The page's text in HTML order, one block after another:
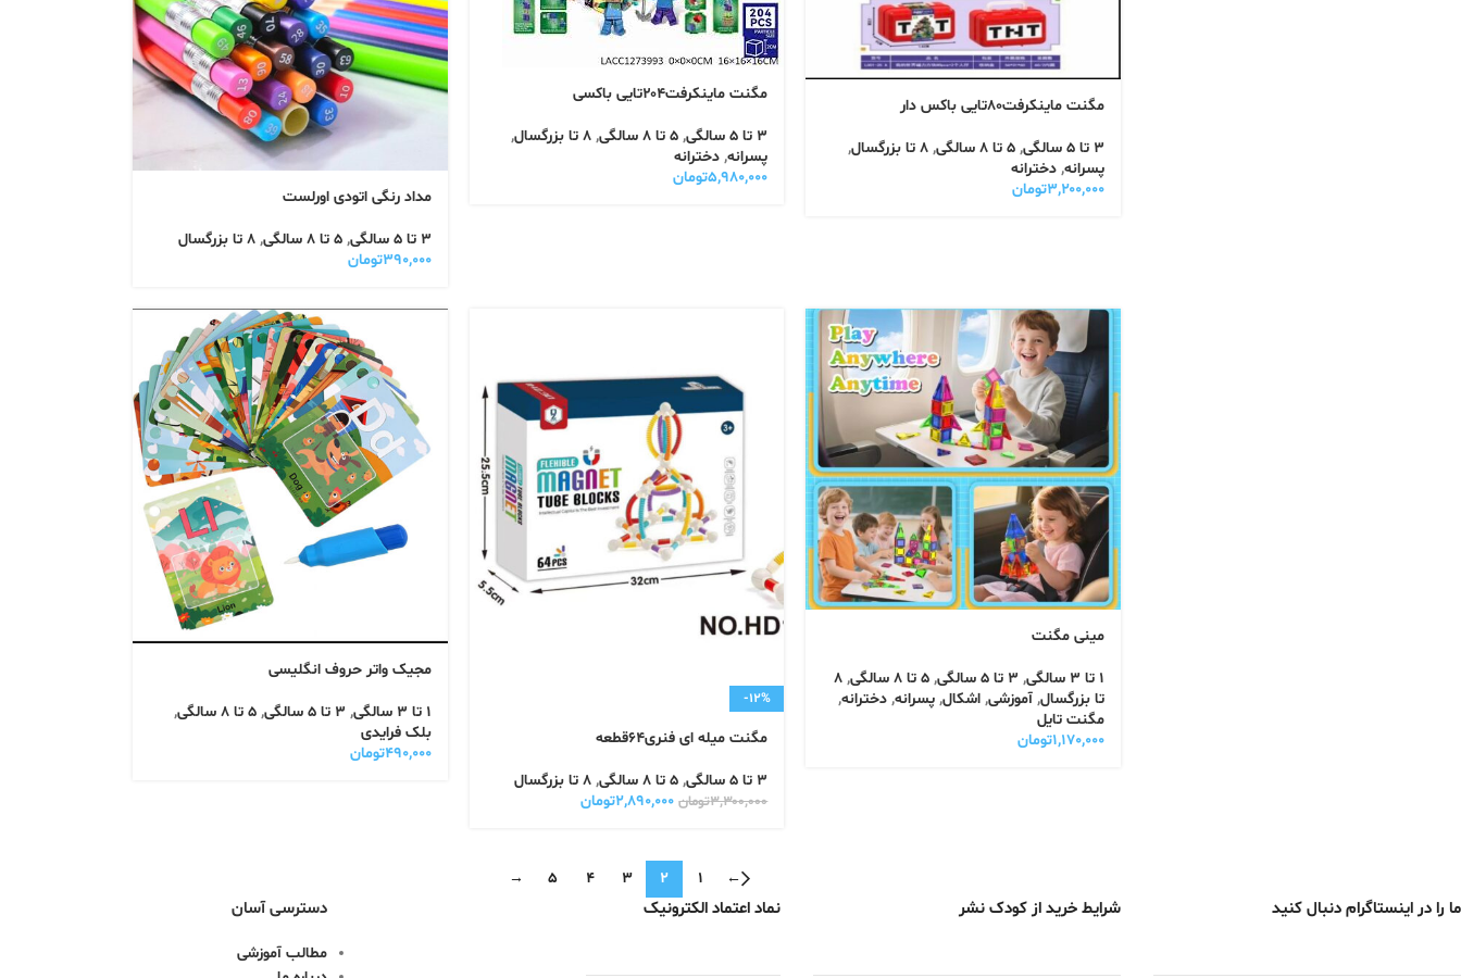
مگنت ماینکرفت۸۰تایی باکس دار
3 تا 5 سالگی , 5 تا 8 سالگی , 8 تا بزرگسال
,
پسرانه, دخترانه
۳,۲۰۰,۰۰۰تومان
مگنت ماینکرفت۲۰۴تایی باکسی
3 تا 5 سالگی , 5 تا 8 سالگی , 8 تا بزرگسال
,
پسرانه, دخترانه
۵,۹۸۰,۰۰۰تومان
مداد رنگی اتودی اورلست
3 تا 5 سالگی , 5 تا 8 سالگی , 8 تا بزرگسال
۳۹۰,۰۰۰تومان
مینی مگنت
1 تا 3 سالگی , 3 تا 5 سالگی , 5 تا 8 سالگی ,
8
تا بزرگسال, آموزشی, اشکال, پسرانه, دخترانه,
مگنت تایل
۱,۱۷۰,۰۰۰تومان
-12%
مگنت میله ای فنری۶۴قطعه
3 تا 5 سالگی , 5 تا 8 سالگی , 8 تا بزرگسال
۳,۳۰۰,۰۰۰تومان ۲,۸۹۰,۰۰۰تومان
مجیک واتر حروف انگلیسی
1 تا 3 سالگی , 3 تا 5 سالگی , 5 تا 8 سالگی
,
بلک فرایدی
۴۹۰,۰۰۰تومان
←
1
2
3
4
5
→
ما را در اینستاگرام دنبال کنید شرایط خرید از کودک نشر نماد اعتماد الکترونیک دسترسی آسان
مطالب آموزشی